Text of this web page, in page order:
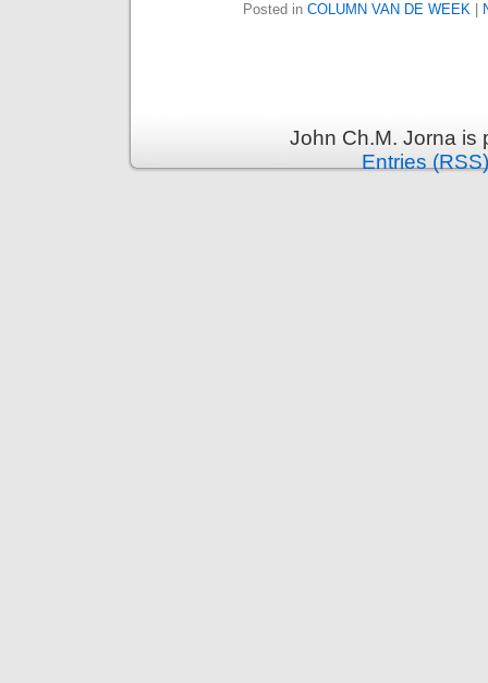
Posted in COLUMN VAN DE WEEK
John Ch.M. Jorna
Entries (RSS)